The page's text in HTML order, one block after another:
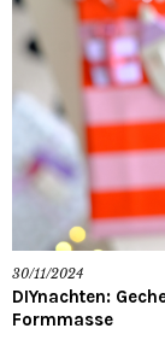
30/11/2024
DIYnachten:
Formmasse